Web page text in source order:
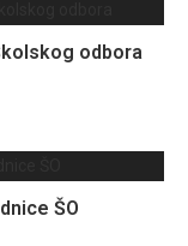
odbora
ŠO